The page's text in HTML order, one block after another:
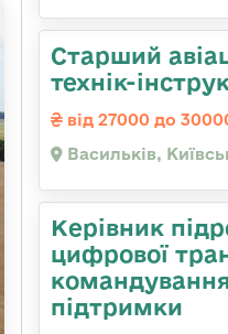
Старший
технік-
від 27000 до
Васильків,
Керівник
цифрової
підтримки